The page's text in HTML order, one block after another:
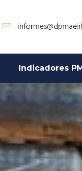
Indicadores